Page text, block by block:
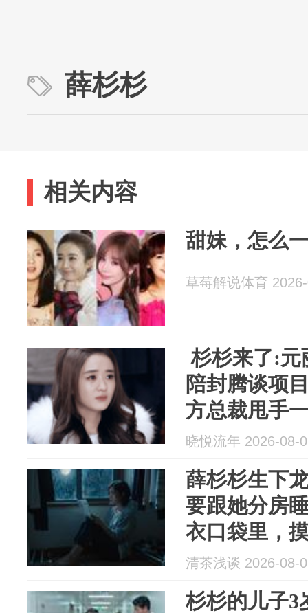
薛杉杉
相关内容
甜妹，怎么
草莓解说体育
杉杉来了:元
陪封腾谈项
方总裁甩手
人来恶心我
晓悦流年 2026-08-
薛杉杉生下
要跟她分房
衣口袋里，
书，瞬间腿
清茶浅谈 2026-08-
杉杉的儿子3